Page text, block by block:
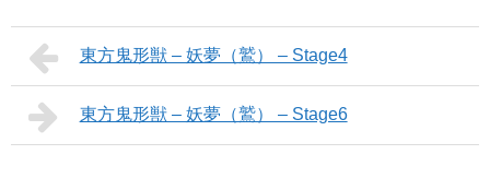
東方鬼形獣 – 妖夢（鷲） – Stage4
東方鬼形獣 – 妖夢（鷲） – Stage6